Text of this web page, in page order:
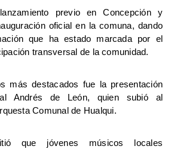
previo en Concepción y
oficial en la comuna, dando
que ha estado marcada por el
transversal de la comunidad.
más destacados fue la presentación
Andrés de León, quien subió al
Comunal de Hualqui.
que jóvenes músicos locales